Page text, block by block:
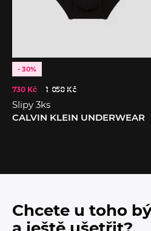
- 30%
730 Kč 1 050 Kč
Slipy 3ks
CALVIN KLEIN UNDERWEAR
Chcete u toho